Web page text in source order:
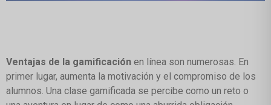
Ventajas de la gamificación en línea son numerosas. En
primer lugar, aumenta la motivación y el compromiso de los
alumnos. Una clase gamificada se percibe como un reto o